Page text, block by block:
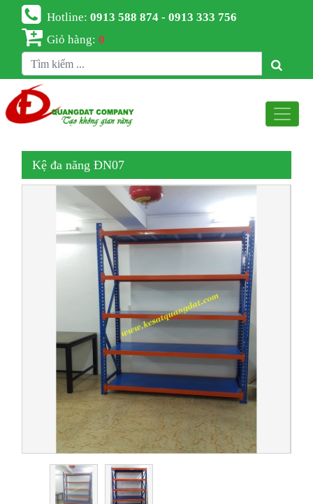
Hotline:0913 588 874 - 0913 333 756
Giỏ hàng:0
Kệ đa năng ĐN07